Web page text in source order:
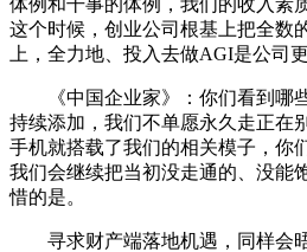
这个时候，创业公司根基上把全数
上，全力地、投入去做AGI是公司
《中国企业家》：你们看到哪
持续添加，我们不单愿永久走正在
手机就搭载了我们的相关模子，你
我们会继续把当初没走通的、没能
惜的是。
寻求财产端落地机遇，同样会晤